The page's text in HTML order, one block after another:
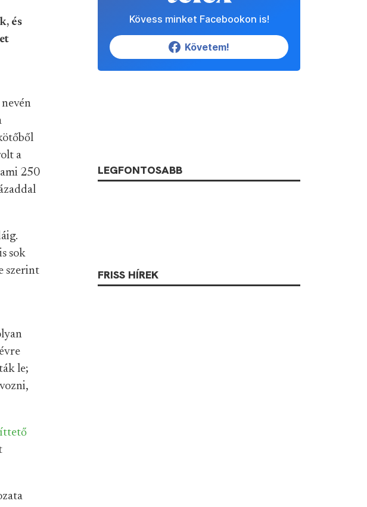
és
a
250
sok
szerint
le;
Kövess minket Facebookon is!
Követem!
LEGFONTOSABB
FRISS HÍREK